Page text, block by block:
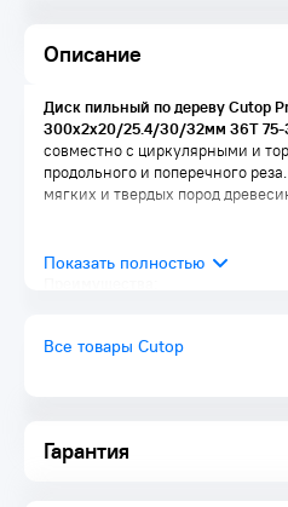
Описание
Гарантия
Диск пильный по дереву Cutop
300х2х20/25.4/30/32мм 36T
совместно с циркулярными и
продольного и поперечного
мягких и твердых пород
пазы, которые способствуют
Благодаря этому рез
гладкую поверхность и
инструментальная сталь,
Все товары Cutop